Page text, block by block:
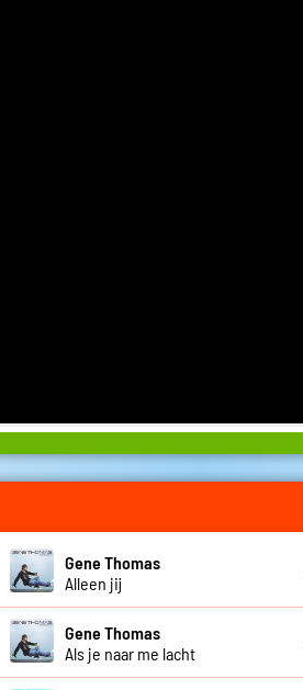
Gene Thomas
Alleen jij
Gene Thomas
Als je naar me lacht